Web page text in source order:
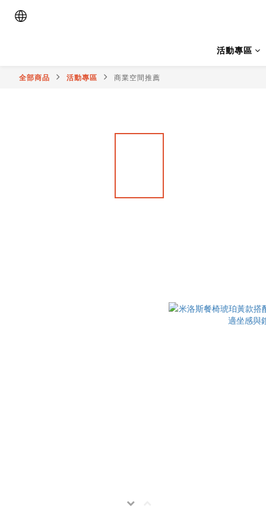
活動專區
全部商品 活動專區 商業空間推薦